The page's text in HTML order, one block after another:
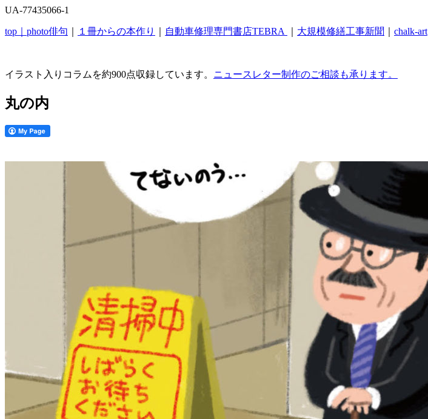
UA-77435066-1
top｜ photo俳句 １冊からの本作り 自動車修理専門書店TEBRA 大規模修繕工事新聞 chalk-art
イラスト入りコラムを約900点収録しています。 ニュースレター制作のご相談も承ります。
丸の内